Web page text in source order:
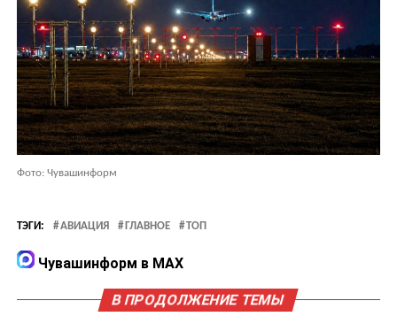
Фото: Чувашинформ
ТЭГИ: АВИАЦИЯ ГЛАВНОЕ ТОП
Чувашинформ в MAX
В ПРОДОЛЖЕНИЕ ТЕМЫ